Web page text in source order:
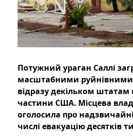
Потужний ураган Саллі
масштабними
відразу декільком штатам
частини США. Місцева
оголосила про
числі евакуацію десятків